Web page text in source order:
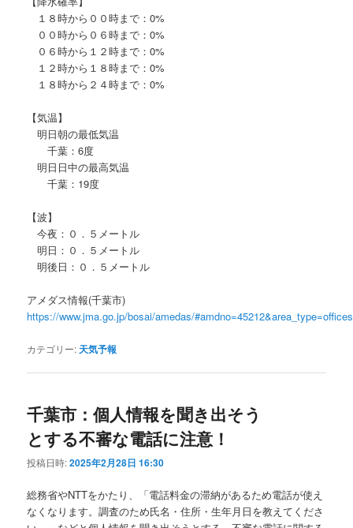
１８時から００時まで：0%
００時から０６時まで：0%
０６時から１２時まで：0%
１２時から１８時まで：0%
１８時から２４時まで：0%
【気温】
明日朝の最低気温
千葉：6度
明日日中の最高気温
千葉：19度
【波】
今夜：０．５メートル
明日：０．５メートル
明後日：０．５メートル
アメダス情報(千葉市)
https://www.jma.go.jp/bosai/amedas/
カテゴリー: 天気予報
千葉市：個人情報を聞き出そう
とする不審な電話に注意！
投稿日時:2025年2月28日 16:30
総務省やNTTをかたり、「電話料金の滞納があるため電話が使え
なくなります。調査のため氏名・住所・生年月日を教えてくださ